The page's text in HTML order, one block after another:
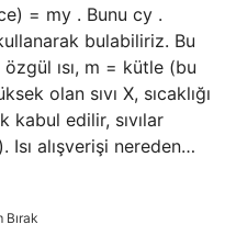
= my . Bunu cy .
bulabiliriz. Bu
ısı, m = kütle (bu
olan sıvı X, sıcaklığı
kabul edilir, sıvılar
Isı alışverişi nereden…
Bırak